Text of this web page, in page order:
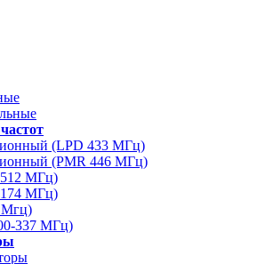
(LPD 433 МГц)
(PMR 446 МГц)
МГц)
МГц)
Мгц)
337 МГц)